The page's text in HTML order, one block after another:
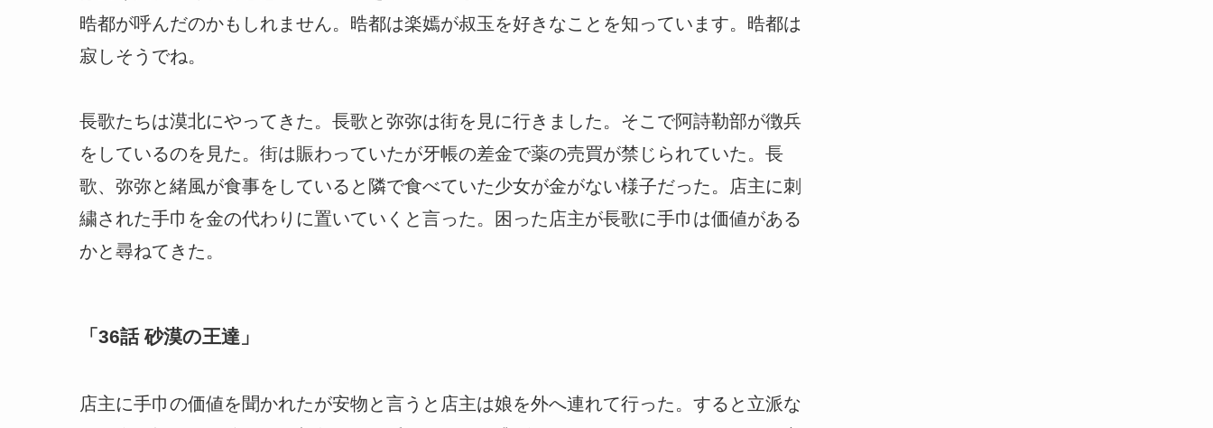
晧都が呼んだのかもしれません。晧都は楽嫣が叔玉を好きなことを知っています。晧都は
寂しそうでね。
長歌たちは漠北にやってきた。長歌と弥弥は街を見に行きました。そこで阿詩勒部が徴兵
をしているのを見た。街は賑わっていたが牙帳の差金で薬の売買が禁じられていた。長
歌、弥弥と緒風が食事をしていると隣で食べていた少女が金がない様子だった。店主に刺
繍された手巾を金の代わりに置いていくと言った。困った店主が長歌に手巾は価値がある
かと尋ねてきた。
「36話 砂漠の王達」
店主に手巾の価値を聞かれたが安物と言うと店主は娘を外へ連れて行った。すると立派な